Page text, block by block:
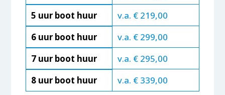
5 uur boot huur
6 uur boot huur
7 uur boot huur
8 uur boot huur
v.a. € 219,00
v.a. € 299,00
v.a. € 295,00
v.a. € 339,00